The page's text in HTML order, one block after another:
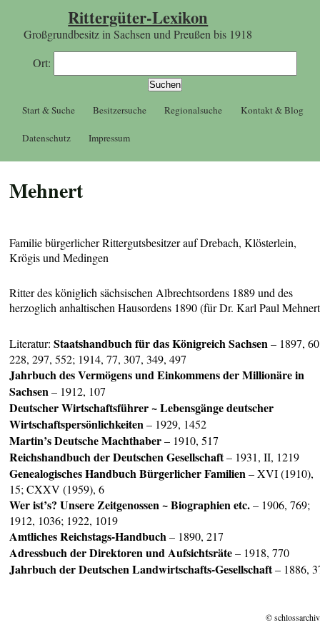
Rittergüter-Lexikon
Großgrundbesitz in Sachsen und Preußen bis 1918
Ort:
Start & Suche Besitzersuche Regionalsuche Kontakt & Blog
Datenschutz Impressum
Mehnert
Familie bürgerlicher Rittergutsbesitzer auf Drebach, Klösterlein,
Krögis und Medingen
Ritter des königlich sächsischen Albrechtsordens 1889 und des
herzoglich anhaltischen Hausordens 1890 (für Dr. Karl Paul
Literatur:Staatshandbuch für das Königreich Sachsen – 1897,
228, 297, 552; 1914, 77, 307, 349, 497
Jahrbuch des Vermögens und Einkommens der Millionäre in
Sachsen – 1912, 107
Deutscher Wirtschaftsführer ~ Lebensgänge deutscher
Wirtschaftspersönlichkeiten – 1929, 1452
Martin’s Deutsche Machthaber– 1910, 517
Reichshandbuch der Deutschen Gesellschaft– 1931, II, 1219
Genealogisches Handbuch Bürgerlicher Familien – XVI (1910),
15; CXXV (1959), 6
Wer ist’s? Unsere Zeitgenossen ~ Biographien etc.– 1906, 769;
1912, 1036; 1922, 1019
Amtliches Reichstags-Handbuch – 1890, 217
Adressbuch der Direktoren und Aufsichtsräte– 1918, 770
Jahrbuch der Deutschen Landwirtschafts-Gesellschaft– 1886,
©